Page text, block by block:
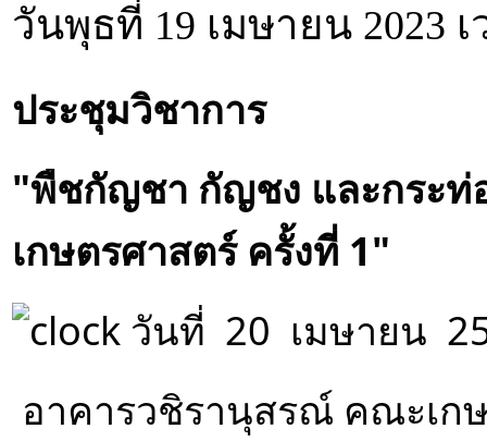
วันพุธที่ 19 เมษายน 2023 เ
ประชุมวิชาการ
"พืชกัญชา กัญชง และกระท่
เกษตรศาสตร์ ครั้งที่ 1"
วันที่  20  เมษายน
อาคารวชิรานุสรณ์ คณะเก